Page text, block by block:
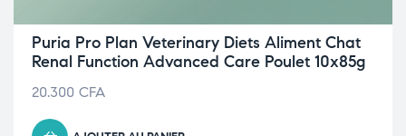
Puria Pro Plan Veterinary Diets Aliment Chat
Renal Function Advanced Care Poulet 10x85g
20.300 CFA